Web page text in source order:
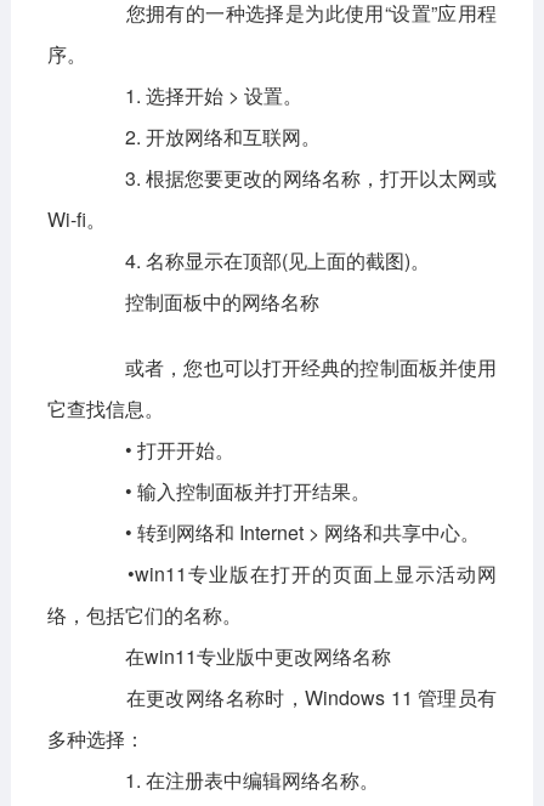
您拥有的一种选择是为此使用“设置”应用程
序。
1. 选择开始 > 设置。
2. 开放网络和互联网。
3. 根据您要更改的网络名称，打开以太网或
Wi-fi。
4. 名称显示在顶部(见上面的截图)。
控制面板中的网络名称
或者，您也可以打开经典的控制面板并使用
它查找信息。
• 打开开始。
• 输入控制面板并打开结果。
• 转到网络和 Internet > 网络和共享中心。
•win11专业版在打开的页面上显示活动网
络，包括它们的名称。
在win11专业版中更改网络名称
在更改网络名称时，Windows 11 管理员有
多种选择：
1. 在注册表中编辑网络名称。